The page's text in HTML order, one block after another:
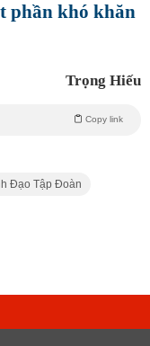
phần khó khăn
Trọng Hiếu
Copy link
Đạo Tập Đoàn